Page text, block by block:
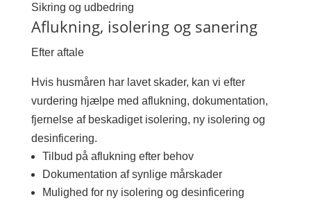
Sikring og udbedring
Aflukning, isolering og sanering
Efter aftale
Hvis husmåren har lavet skader, kan vi efter
vurdering hjælpe med aflukning, dokumentation,
fjernelse af beskadiget isolering, ny isolering og
desinficering.
Tilbud på aflukning efter behov
Dokumentation af synlige mårskader
Mulighed for ny isolering og desinficering